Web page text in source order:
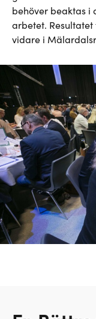
behöver beaktas i
arbetet.
vidare i